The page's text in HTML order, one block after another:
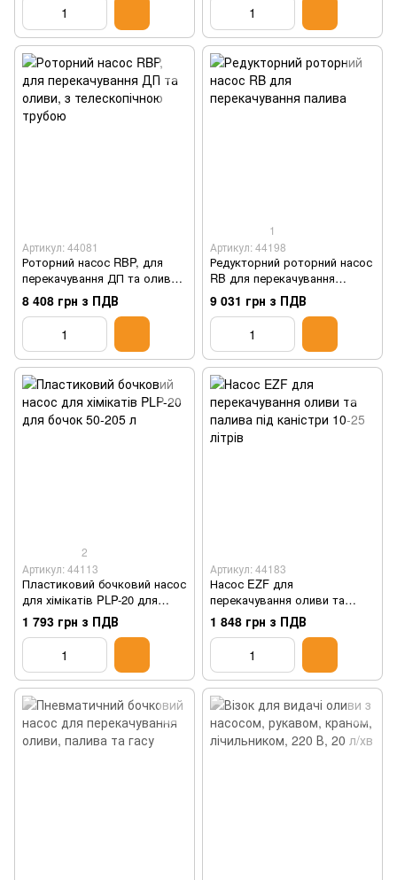
Артикул: 44081
Роторний насос RBP, для
перекачування ДП та оливи,
з телескопічною трубою
8 408 грн з ПДВ
1
Артикул: 44198
Редукторний роторний насос
RB для перекачування
палива
9 031 грн з ПДВ
2
Артикул: 44113
Пластиковий бочковий насос
для хімікатів PLP-20 для
бочок 50-205 л
1 793 грн з ПДВ
Артикул: 44183
Насос EZF для
перекачування оливи та
палива під каністри 10-25
літрів
1 848 грн з ПДВ